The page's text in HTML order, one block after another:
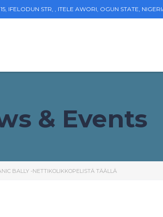
15, IFELODUN STR, , ITELE AWORI, OGUN STATE,
& Events
BALLY -NETTIKOLIKKOPELISTÄ TÄÄLLÄ